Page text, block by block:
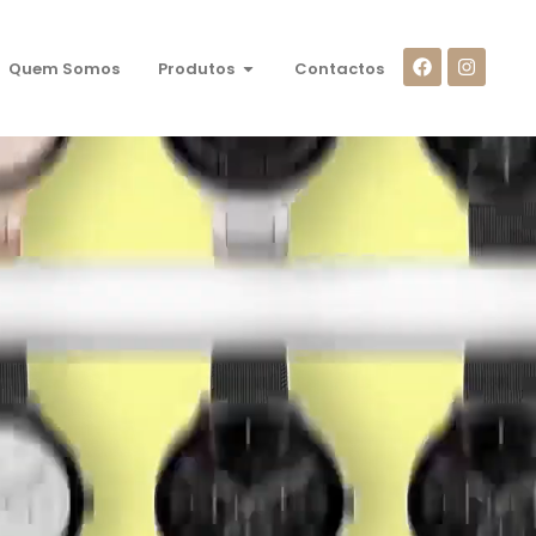
Quem Somos Produtos Contactos